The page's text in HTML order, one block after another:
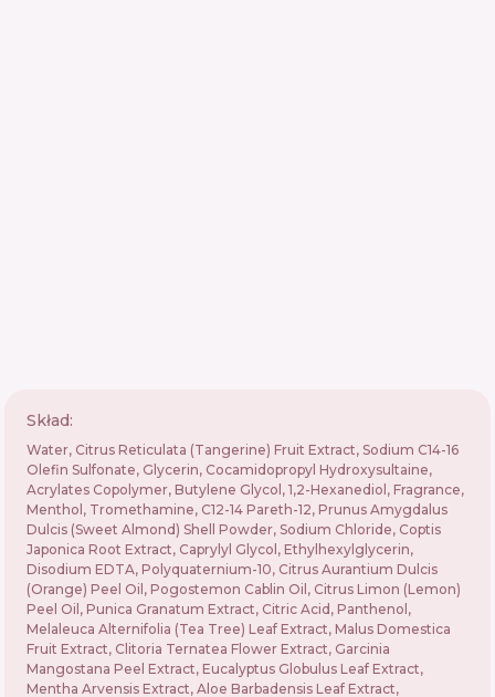
Skład:
Water, Citrus Reticulata (Tangerine) Fruit Extract, Sodium C14-16
Olefin Sulfonate, Glycerin, Cocamidopropyl Hydroxysultaine,
Acrylates Copolymer, Butylene Glycol, 1,2-Hexanediol, Fragrance,
Menthol, Tromethamine, C12-14 Pareth-12, Prunus Amygdalus
Dulcis (Sweet Almond) Shell Powder, Sodium Chloride, Coptis
Japonica Root Extract, Caprylyl Glycol, Ethylhexylglycerin,
Disodium EDTA, Polyquaternium-10, Citrus Aurantium Dulcis
(Orange) Peel Oil, Pogostemon Cablin Oil, Citrus Limon (Lemon)
Peel Oil, Punica Granatum Extract, Citric Acid, Panthenol,
Melaleuca Alternifolia (Tea Tree) Leaf Extract, Malus Domestica
Fruit Extract, Clitoria Ternatea Flower Extract, Garcinia
Mangostana Peel Extract, Eucalyptus Globulus Leaf Extract,
Mentha Arvensis Extract, Aloe Barbadensis Leaf Extract,